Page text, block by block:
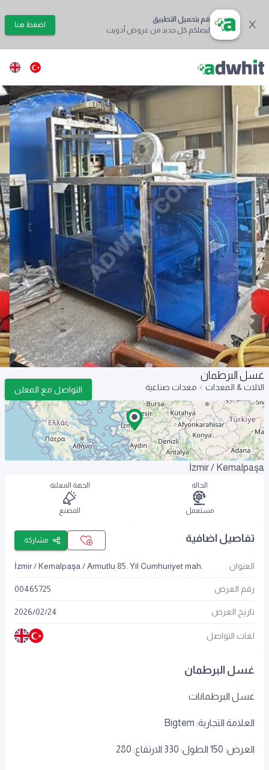
قم بتحميل التطبيق
ليصلكم كل جديد من عروض أدويت
اضغط هنا
غسل البرطمان
الالات & المعدات معدات صناعية التواصل مع المعلن
İzmir / Kemalpaşa
الحالة
مستعمل
الجهة المعلنة
المصنع
تفاصيل اضافية مشاركة
العنوان İzmir / Kemalpaşa / Armutlu 85. Yıl Cumhuriyet mah.
رقم العرض 00465725
تاريخ العرض 2026/02/24
لغات التواصل
غسل البرطمان
غسل البرطمانات
العلامة التجارية: Bigtem
العرض: 150 الطول: 330 الارتفاع: 280